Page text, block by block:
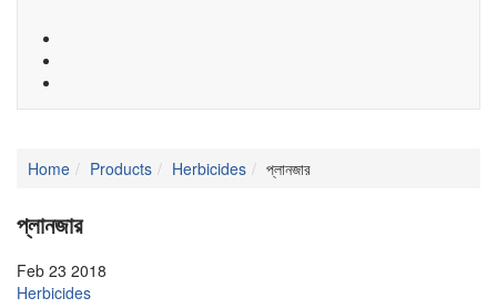
Home Products Herbicides প্লানজার
প্লানজার
Feb 23 2018
Herbicides